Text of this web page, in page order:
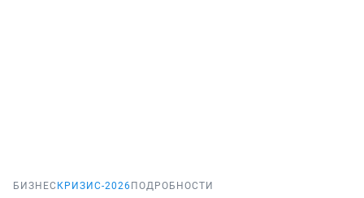
БИЗНЕС КРИЗИС-2026 ПОДРОБНОСТИ